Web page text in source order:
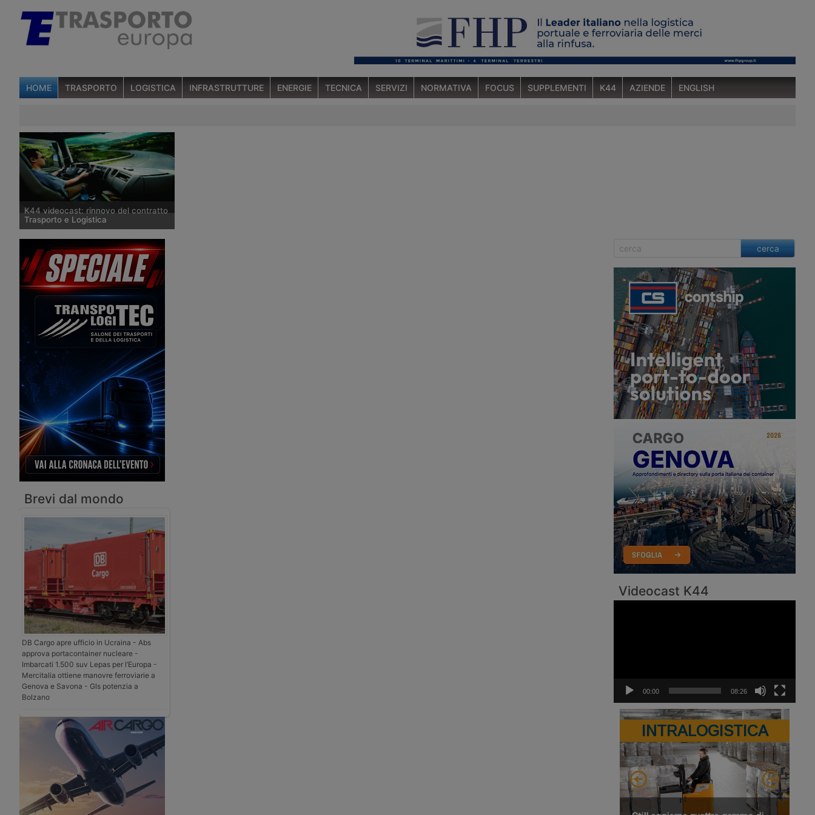
HOME TRASPORTO LOGISTICA INFRASTRUTTURE ENERGIE TECNICA SERVIZI NORMATIVA FOCUS SUPPLEMENTI K44 AZIENDE ENGLISH
K44 videocast: rinnovo del contratto
Trasporto e Logistica
Il rinnovo del contratto nazionale
Logistica, Trasporto Merce e
Spedizione ha suscitato diverse
reazioni: favorevoli dalle imprese e dai
sindacati confederali e contrarie dalle
sigle di base e da diversi autisti. Ne
parla questo episodio del videocast
K44 Risponde.
Brevi dal mondo
DB Cargo apre ufficio in Ucraina - Abs
approva portacontainer nucleare -
Imbarcati 1.500 suv Lepas per l’Europa -
Mercitalia ottiene manovre ferroviarie a
Genova e Savona - Gls potenzia a
Bolzano
cerca
Videocast K44
00:00 08:26
INTRALOGISTICA